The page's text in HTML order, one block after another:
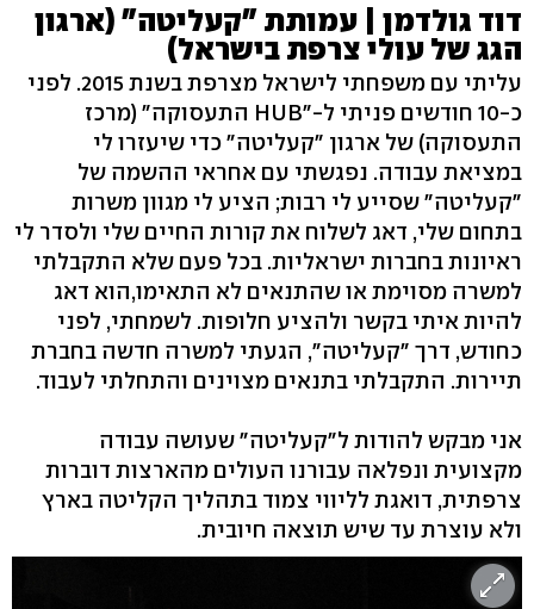
דוד גולדמן | עמותת "קעליטה" (ארגון
הגג של עולי צרפת בישראל)
עליתי עם משפחתי לישראל מצרפת בשנת 2015. לפני
כ-10 חודשים פניתי ל-"HUB התעסוקה" (מרכז
התעסוקה) של ארגון "קעליטה" כדי שיעזרו לי
במציאת עבודה. נפגשתי עם אחראי ההשמה של
"קעליטה" שסייע לי רבות; הציע לי מגוון משרות
בתחום שלי, דאג לשלוח את קורות החיים שלי ולסדר לי
ראיונות בחברות ישראליות. בכל פעם שלא התקבלתי
למשרה מסוימת או שהתנאים לא התאימו,הוא דאג
להיות איתי בקשר ולהציע חלופות. לשמחתי, לפני
כחודש, דרך "קעליטה", הגעתי למשרה חדשה בחברת
תיירות. התקבלתי בתנאים מצוינים והתחלתי לעבוד.
אני מבקש להודות ל"קעליטה" שעושה עבודה
מקצועית ונפלאה עבורנו העולים מהארצות דוברות
צרפתית, דואגת לליווי צמוד בתהליך הקליטה בארץ
ולא עוצרת עד שיש תוצאה חיובית.